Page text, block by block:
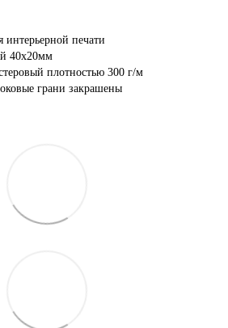
интерьерной печати
40х20мм
плотностью 300 г/м
грани закрашены